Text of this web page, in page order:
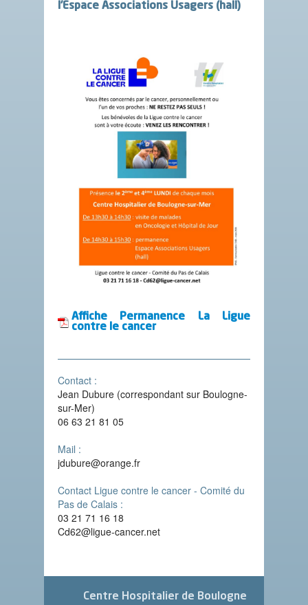
l’Espace Associations Usagers (hall)
Affiche Permanence La Ligue
contre le cancer
Contact :
Jean Dubure (correspondant sur Boulogne-
sur-Mer)
06 63 21 81 05
Mail :
jdubure@orange.fr
Contact Ligue contre le cancer - Comité du
Pas de Calais :
03 21 71 16 18
Cd62@ligue-cancer.net
Centre Hospitalier de Boulogne